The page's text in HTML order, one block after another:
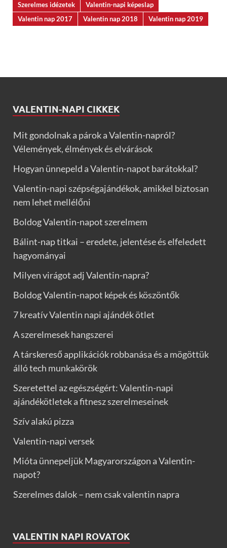
Szerelmes idézetek
Valentin-napi képeslap
Valentin nap 2017
Valentin nap 2018 Valentin nap 2019
VALENTIN-NAPI CIKKEK
Mit gondolnak a párok a Valentin-napról?
Vélemények, élmények és elvárások
Hogyan ünnepeld a Valentin-napot barátokkal?
Valentin-napi szépségajándékok, amikkel biztosan
nem lehet mellélőni
Boldog Valentin-napot szerelmem
Bálint-nap titkai – eredete, jelentése és elfeledett
hagyományai
Milyen virágot adj Valentin-napra?
Boldog Valentin-napot képek és köszöntők
7 kreatív Valentin napi ajándék ötlet
A szerelmesek hangszerei
A társkereső applikációk robbanása és a mögöttük
álló tech munkakörök
Szeretettel az egészségért: Valentin-napi
ajándékötletek a fitnesz szerelmeseinek
Szív alakú pizza
Valentin-napi versek
Mióta ünnepeljük Magyarországon a Valentin-
napot?
Szerelmes dalok – nem csak valentin napra
VALENTIN NAPI ROVATOK